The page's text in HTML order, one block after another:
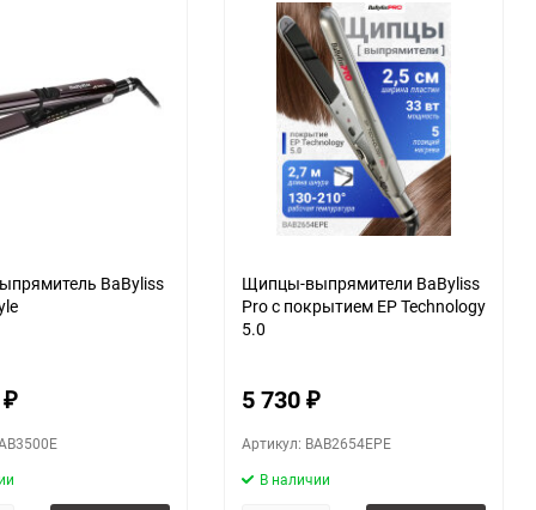
BaByliss
₽
Щипцы-выпрямители BaByliss
Pro с покрытием EP Technology
5.0
5 730 ₽
Артикул: BAB2654EPE
В наличии